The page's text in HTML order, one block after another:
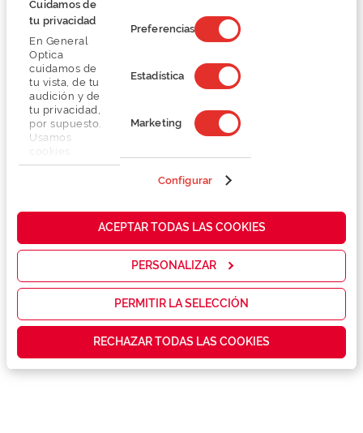
Cuidamos de
tu privacidad
En General
Optica
cuidamos de
tu vista, de tu
audición y de
tu privacidad,
por supuesto.
Usamos
propias y de
cómo mejorar
servicios y
las
que realmente
contenidos
personalizados
Preferencias
Estadística
Marketing
Configurar
ACEPTAR TODAS LAS COOKIES
PERSONALIZAR
PERMITIR LA SELECCIÓN
RECHAZAR TODAS LAS COOKIES
94,87 €
126,50 €
Detalhes
Lentes
Marca
Serviços exclusivos